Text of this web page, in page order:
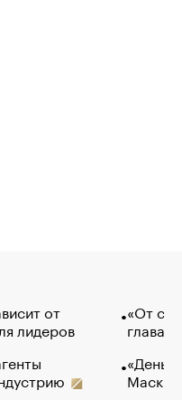
от
лидеров
«От
глава
Маск в